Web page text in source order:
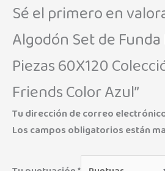
Sé el primero en
Algodón Set de
Piezas 60X120
Friends Color Azul”
Tu dirección de correo
Los campos obligatorios están